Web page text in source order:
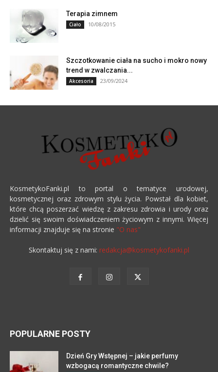
Terapia zimnem
Ciało 10/08/2015
Szczotkowanie ciała na sucho i mokro nowy
trend w zwalczania...
Akcesoria 23/09/2024
KosmetykoFanki.pl to portal o tematyce urodowej,
kosmetycznej oraz zdrowym stylu życia. Powstał dla kobiet,
które chcą poszerzać wiedzę z zakresu zdrowia i urody oraz
dzielić się swoim doświadczeniem życiowym z innymi. Więcej
informacji znajduje się na stronie "O nas"
Skontaktuj się z nami: redakcja@kosmetykofanki.pl
POPULARNE POSTY
Dzień Gry Wstępnej – jakie perfumy
wzbogacą romantyczne chwile?